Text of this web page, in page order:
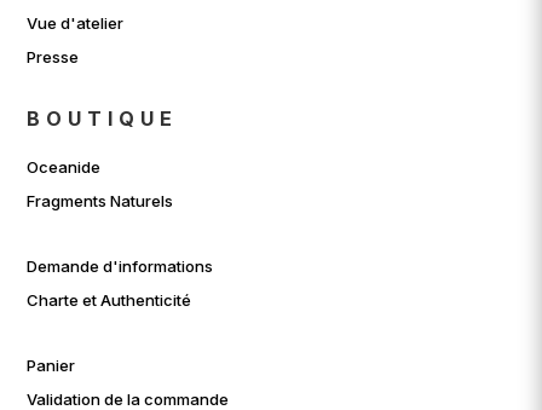
Vue d'atelier
Presse
BOUTIQUE
Oceanide
Fragments Naturels
Demande d'informations
Charte et Authenticité
Panier
Validation de la commande